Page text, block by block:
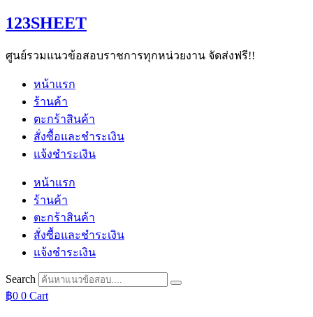
Skip
to
123SHEET
ศูนย์รวมแนวข้อสอบราชการทุกหน่วยงาน จัดส่งฟรี!!
หน้าแรก
ร้านค้า
ตะกร้าสินค้า
สั่งซื้อและชำระเงิน
แจ้งชำระเงิน
หน้าแรก
ร้านค้า
ตะกร้าสินค้า
สั่งซื้อและชำระเงิน
แจ้งชำระเงิน
Search
฿0 0 Cart